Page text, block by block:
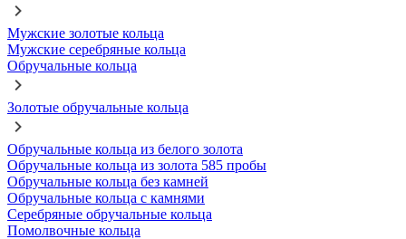
Мужские золотые кольца
Мужские серебряные кольца
Обручальные кольца
Золотые обручальные кольца
Обручальные кольца из белого золота
Обручальные кольца из золота 585 пробы
Обручальные кольца без камней
Обручальные кольца с камнями
Серебряные обручальные кольца
Помолвочные кольца